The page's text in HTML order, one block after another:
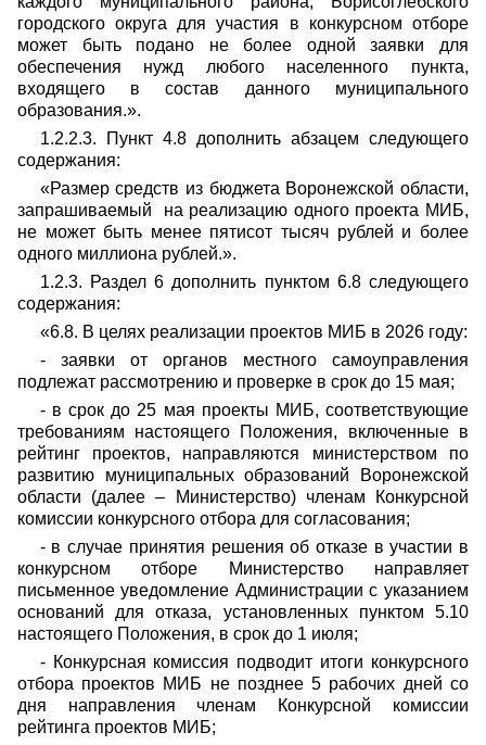
городского округа для участия в конкурсном отборе
может быть подано не более одной заявки для
обеспечения нужд любого населенного пункта,
входящего в состав данного муниципального
образования.».
1.2.2.3. Пункт 4.8 дополнить абзацем следующего
содержания:
«Размер средств из бюджета Воронежской области,
запрашиваемый на реализацию одного проекта МИБ,
не может быть менее пятисот тысяч рублей и более
одного миллиона рублей.».
1.2.3. Раздел 6 дополнить пунктом 6.8 следующего
содержания:
«6.8. В целях реализации проектов МИБ в 2026 году:
- заявки от органов местного самоуправления
подлежат рассмотрению и проверке в срок до 15 мая;
- в срок до 25 мая проекты МИБ, соответствующие
требованиям настоящего Положения, включенные в
рейтинг проектов, направляются министерством по
развитию муниципальных образований Воронежской
области (далее – Министерство) членам Конкурсной
комиссии конкурсного отбора для согласования;
- в случае принятия решения об отказе в участии в
конкурсном отборе Министерство направляет
письменное уведомление Администрации с указанием
оснований для отказа, установленных пунктом 5.10
настоящего Положения, в срок до 1 июля;
- Конкурсная комиссия подводит итоги конкурсного
отбора проектов МИБ не позднее 5 рабочих дней со
дня направления членам Конкурсной комиссии
рейтинга проектов МИБ;